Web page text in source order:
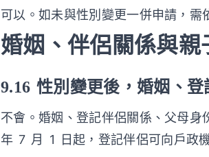
可以。如未與性別變更一併申請，
婚姻、伴侶關係與親
9.16 性別變更後，婚姻、
不會。婚姻、登記伴侶關係、父母
年 7 月 1 日起，登記伴侶可向戶政